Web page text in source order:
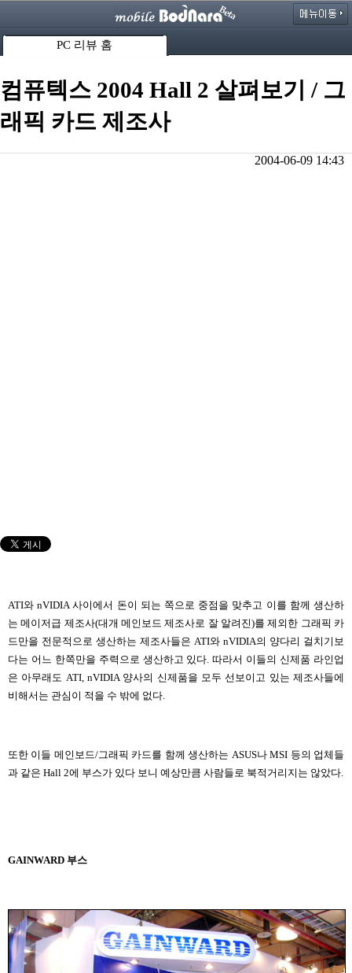
PC 리뷰 홈
컴퓨텍스 2004 Hall 2 살펴보기 / 그
래픽 카드 제조사
2004-06-09 14:43
ATI와 nVIDIA 사이에서 돈이 되는 쪽으로 중점을 맞추고 이를 함께 생산하
는 메이저급 제조사(대개 메인보드 제조사로 잘 알려진)를 제외한 그래픽 카
드만을 전문적으로 생산하는 제조사들은 ATI와 nVIDIA의 양다리 걸치기보
다는 어느 한쪽만을 주력으로 생산하고 있다. 따라서 이들의 신제품 라인업
은 아무래도 ATI, nVIDIA 양사의 신제품을 모두 선보이고 있는 제조사들에
비해서는 관심이 적을 수 밖에 없다.
또한 이들 메인보드/그래픽 카드를 함께 생산하는 ASUS나 MSI 등의 업체들
과 같은 Hall 2에 부스가 있다 보니 예상만큼 사람들로 북적거리지는 않았다.
GAINWARD 부스